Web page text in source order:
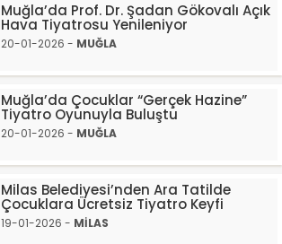
Muğla’da Prof. Dr. Şadan Gökovalı Açık
Hava Tiyatrosu Yenileniyor
20-01-2026 - MUĞLA
Muğla’da Çocuklar “Gerçek Hazine”
Tiyatro Oyunuyla Buluştu
20-01-2026 - MUĞLA
Milas Belediyesi’nden Ara Tatilde
Çocuklara Ücretsiz Tiyatro Keyfi
19-01-2026 - MİLAS